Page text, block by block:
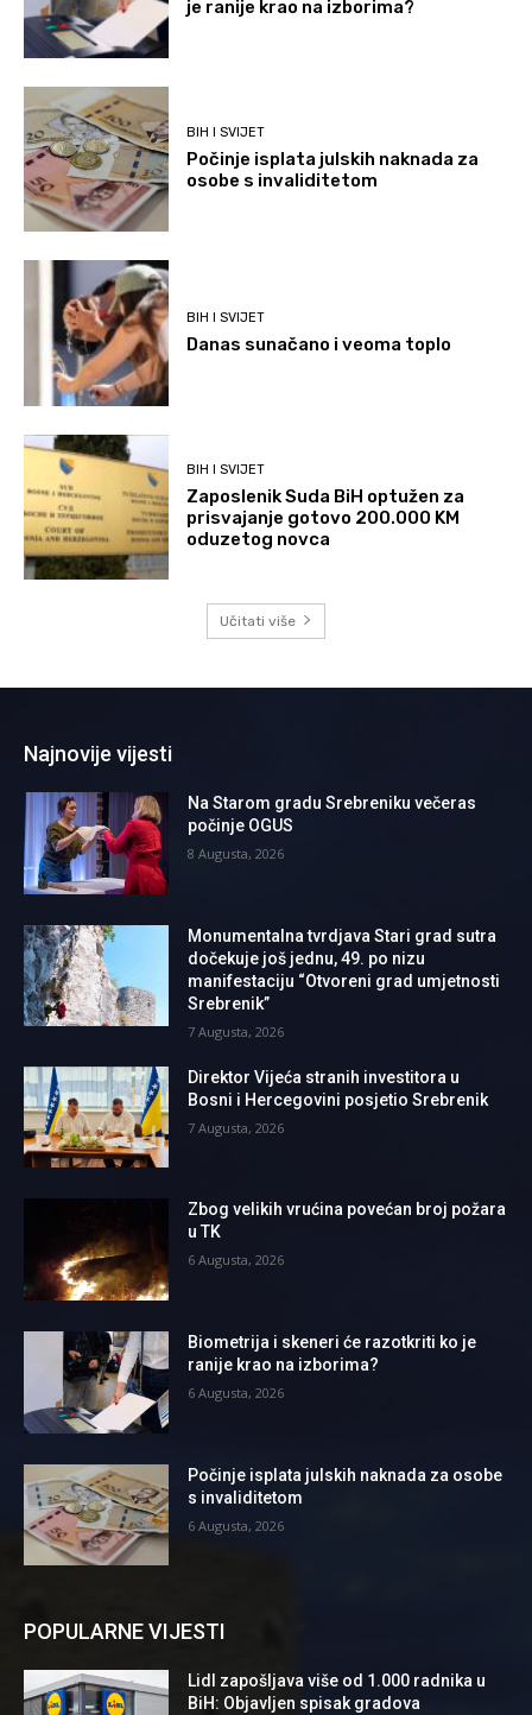
je ranije krao na izborima?
BIH I SVIJET
Počinje isplata julskih naknada za
osobe s invaliditetom
BIH I SVIJET
Danas sunačano i veoma toplo
BIH I SVIJET
Zaposlenik Suda BiH optužen za
prisvajanje gotovo 200.000 KM
oduzetog novca
Učitati više
Najnovije vijesti
Na Starom gradu Srebreniku večeras
počinje OGUS
8 Augusta, 2026
Monumentalna tvrdjava Stari grad sutra
dočekuje još jednu, 49. po nizu
manifestaciju “Otvoreni grad umjetnosti
Srebrenik”
7 Augusta, 2026
Direktor Vijeća stranih investitora u
Bosni i Hercegovini posjetio Srebrenik
7 Augusta, 2026
Zbog velikih vrućina povećan broj požara
u TK
6 Augusta, 2026
Biometrija i skeneri će razotkriti ko je
ranije krao na izborima?
6 Augusta, 2026
Počinje isplata julskih naknada za osobe
s invaliditetom
6 Augusta, 2026
POPULARNE VIJESTI
Lidl zapošljava više od 1.000 radnika u
BiH: Objavljen spisak gradova